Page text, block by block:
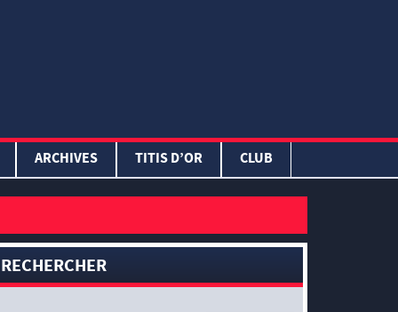
ARCHIVES TITIS D’OR CLUB
RECHERCHER